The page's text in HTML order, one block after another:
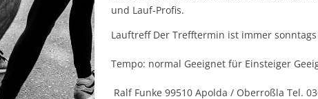
und Lauf-Profis.
Lauftreff Der Trefftermin ist immer
Tempo: normal Geeignet für Einsteiger